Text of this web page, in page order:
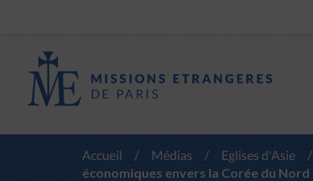
Accueil / Médias / Eglises d'Asie /
économiques envers la Corée du Nord